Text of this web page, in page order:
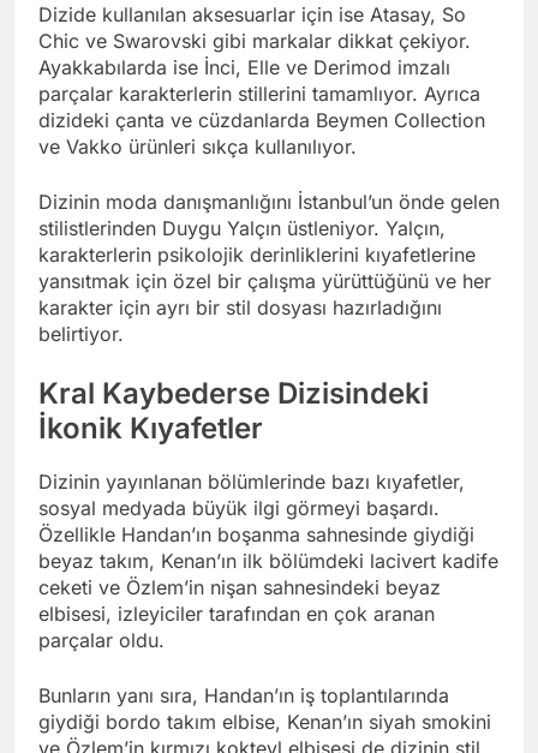
Dizide kullanılan aksesuarlar için ise Atasay, So
Chic ve Swarovski gibi markalar dikkat çekiyor.
Ayakkabılarda ise İnci, Elle ve Derimod imzalı
parçalar karakterlerin stillerini tamamlıyor. Ayrıca
dizideki çanta ve cüzdanlarda Beymen Collection
ve Vakko ürünleri sıkça kullanılıyor.
Dizinin moda danışmanlığını İstanbul’un önde gelen
stilistlerinden Duygu Yalçın üstleniyor. Yalçın,
karakterlerin psikolojik derinliklerini kıyafetlerine
yansıtmak için özel bir çalışma yürüttüğünü ve her
karakter için ayrı bir stil dosyası hazırladığını
belirtiyor.
Kral Kaybederse Dizisindeki
İkonik Kıyafetler
Dizinin yayınlanan bölümlerinde bazı kıyafetler,
sosyal medyada büyük ilgi görmeyi başardı.
Özellikle Handan’ın boşanma sahnesinde giydiği
beyaz takım, Kenan’ın ilk bölümdeki lacivert kadife
ceketi ve Özlem’in nişan sahnesindeki beyaz
elbisesi, izleyiciler tarafından en çok aranan
parçalar oldu.
Bunların yanı sıra, Handan’ın iş toplantılarında
giydiği bordo takım elbise, Kenan’ın siyah smokini